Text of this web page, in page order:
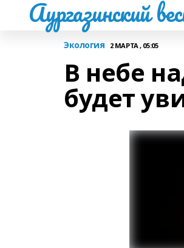
Аургазинский
Экология 2 МАРТА , 05:05
В небе
будет